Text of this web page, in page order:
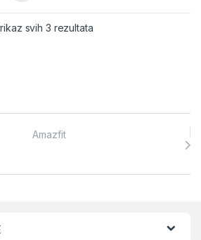
svih 3 rezultataSorted by price: low to